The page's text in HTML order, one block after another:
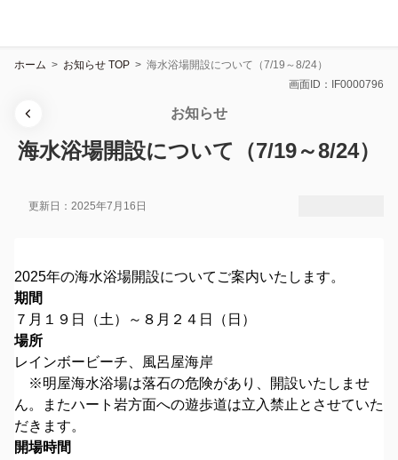
ホーム > お知らせ TOP > 海水浴場開設について（7/19～8/24）
画面ID：IF0000796
お知らせ
海水浴場開設について（7/19～8/24）
更新日：2025年7月16日
2025年の海水浴場開設についてご案内いたします。
期間
７月１９日（土）～８月２４日（日）
場所
レインボービーチ、風呂屋海岸
※明屋海水浴場は落石の危険があり、開設いたしませ
ん。またハート岩方面への遊歩道は立入禁止とさせていた
だきます。
開場時間